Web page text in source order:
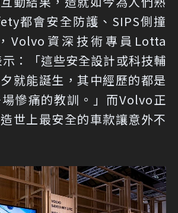
都會安全防護、SIPS側撞
Volvo資深技術專員Lotta
：「這些安全設計或科技輔
就能誕生，其中經歷的都是
慘痛的教訓。」而Volvo正
世上最安全的車款讓意外不